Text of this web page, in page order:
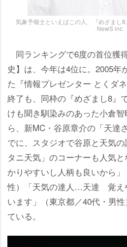
気象予報士といえばこの人、『めざまし
NewS inc.
同ランキングで6度の首位獲
史】は、今年は4位に。2005年
た『情報プレゼンター とくダ
終了も、同枠の『めざまし8』
けも聞き馴染みのあった小倉
ら、新MC・谷原章介の「天達
でに、スタジオで谷原と天気
タニ天気」のコーナーも人気
かりやすいし人柄も良いから
性）「天気の達人…天達 覚え
います」（東京都／40代・男
ている。